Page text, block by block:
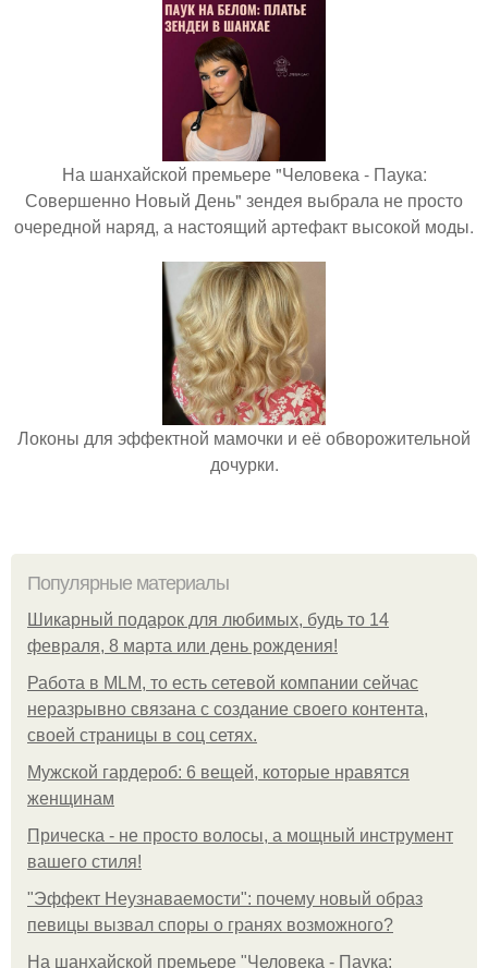
На шанхайской премьере "Человека - Паука:
Совершенно Новый День" зендея выбрала не просто
очередной наряд, а настоящий артефакт высокой моды.
Локоны для эффектной мамочки и её обворожительной
дочурки.
Популярные материалы
Шикарный подарок для любимых, будь то 14
февраля, 8 марта или день рождения!
Работа в MLM, то есть сетевой компании сейчас
неразрывно связана с создание своего контента,
своей страницы в соц сетях.
Мужской гардероб: 6 вещей, которые нравятся
женщинам
Прическа - не просто волосы, а мощный инструмент
вашего стиля!
"Эффект Неузнаваемости": почему новый образ
певицы вызвал споры о гранях возможного?
На шанхайской премьере "Человека - Паука: